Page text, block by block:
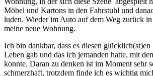
Möbel und Kartons in den Fahrstuhl und
luden. Wieder im Auto auf dem Weg zurück
meine neue Wohnung.
Ich bin dankbar, dass es diesen
Leben gab und das ich jemanden hatte, mit
konnte. Daran zu denken ist im Moment sehr
schmerzhaft, trotzdem finde ich es wichtig